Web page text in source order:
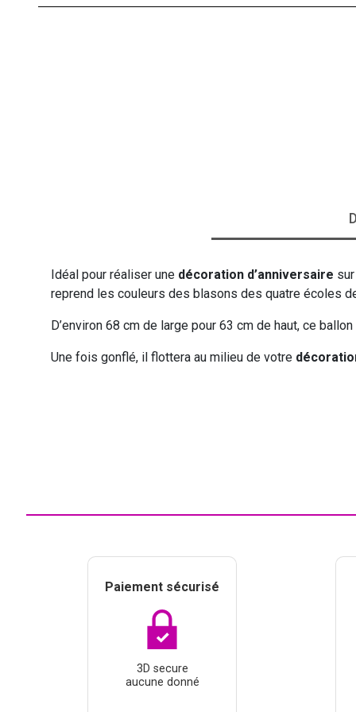
Idéal pour réaliser une décoration d’anniversaire
reprend les couleurs des blasons des quatre écoles
D’environ 68 cm de large pour 63 cm de haut, ce
Une fois gonflé, il flottera au milieu de votre
Paiement sécurisé
3D secure
aucune donné